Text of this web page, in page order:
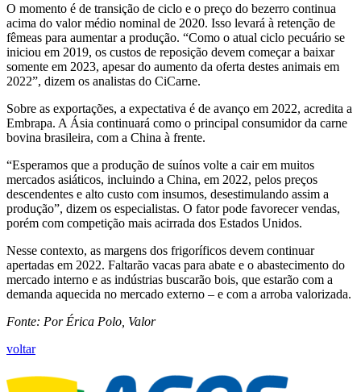
O momento é de transição de ciclo e o preço do bezerro continua
acima do valor médio nominal de 2020. Isso levará à retenção de
fêmeas para aumentar a produção. “Como o atual ciclo pecuário se
iniciou em 2019, os custos de reposição devem começar a baixar
somente em 2023, apesar do aumento da oferta destes animais em
2022”, dizem os analistas do CiCarne.
Sobre as exportações, a expectativa é de avanço em 2022, acredita a
Embrapa. A Ásia continuará como o principal consumidor da carne
bovina brasileira, com a China à frente.
“Esperamos que a produção de suínos volte a cair em muitos
mercados asiáticos, incluindo a China, em 2022, pelos preços
descendentes e alto custo com insumos, desestimulando assim a
produção”, dizem os especialistas. O fator pode favorecer vendas,
porém com competição mais acirrada dos Estados Unidos.
Nesse contexto, as margens dos frigoríficos devem continuar
apertadas em 2022. Faltarão vacas para abate e o abastecimento do
mercado interno e as indústrias buscarão bois, que estarão com a
demanda aquecida no mercado externo – e com a arroba valorizada.
Fonte: Por Érica Polo, Valor
voltar